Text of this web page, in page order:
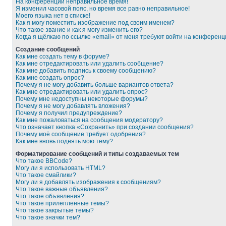
На конференции неправильное время!
Я изменил часовой пояс, но время все равно неправильное!
Моего языка нет в списке!
Как я могу поместить изображение под своим именем?
Что такое звание и как я могу изменить его?
Когда я щёлкаю по ссылке «email» от меня требуют войти на
Создание сообщений
Как мне создать тему в форуме?
Как мне отредактировать или удалить сообщение?
Как мне добавить подпись к своему сообщению?
Как мне создать опрос?
Почему я не могу добавить больше вариантов ответа?
Как мне отредактировать или удалить опрос?
Почему мне недоступны некоторые форумы?
Почему я не могу добавлять вложения?
Почему я получил предупреждение?
Как мне пожаловаться на сообщения модератору?
Что означает кнопка «Сохранить» при создании сообщения?
Почему моё сообщение требует одобрения?
Как мне вновь поднять мою тему?
Форматирование сообщений и типы создаваемых тем
Что такое BBCode?
Могу ли я использовать HTML?
Что такое смайлики?
Могу ли я добавлять изображения к сообщениям?
Что такое важные объявления?
Что такое объявления?
Что такое прилепленные темы?
Что такое закрытые темы?
Что такое значки тем?